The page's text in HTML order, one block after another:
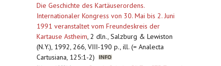
Die Geschichte des Kartäuserordens.
Internationaler Kongress von 30. Mai bis 2. Juni
1991 veranstaltet vom Freundeskreis der
Kartause Astheim, 2 dln., Salzburg & Lewiston
(N.Y.), 1992, 266, VIII-190 p., ill. (= Analecta
Cartusiana, 125:1-2)